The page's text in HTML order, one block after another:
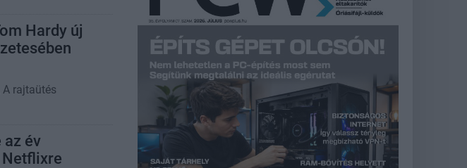
Hardy új
rajtaütés
az év
Netflixre